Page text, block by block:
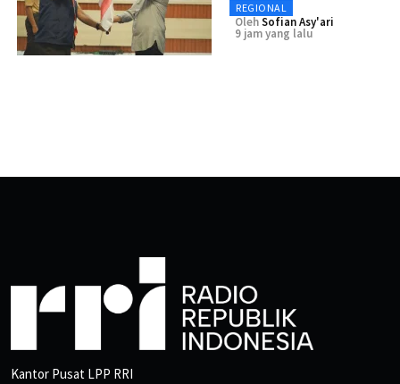
REGIONAL
OlehSofian Asy'ari
9 jam yang lalu
Kantor Pusat LPP RRI